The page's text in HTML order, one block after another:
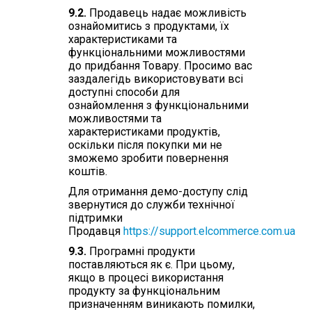
9.2. Продавець надає можливість
ознайомитись з продуктами, їх
характеристиками та
функціональними можливостями
до придбання Товару. Просимо вас
заздалегідь використовувати всі
доступні способи для
ознайомлення з функціональними
можливостями та
характеристиками продуктів,
оскільки після покупки ми не
зможемо зробити повернення
коштів.
Для отримання демо-доступу слід
звернутися до служби технічної
підтримки
Продавця https://support.elcommerce.com.ua
9.3. Програмні продукти
поставляються як є. При цьому,
якщо в процесі використання
продукту за функціональним
призначенням виникають помилки,